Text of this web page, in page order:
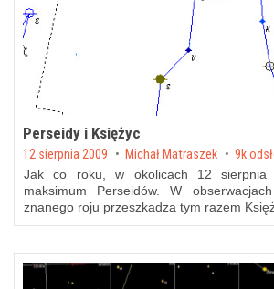
Perseidy i Księżyc
Posted on
12 sierpnia 2009 by Michał Matraszek 9k
Jak co roku, w okolicach 12 sierpnia
maksimum Perseidów. W
znanego roju przeszkadza tym razem